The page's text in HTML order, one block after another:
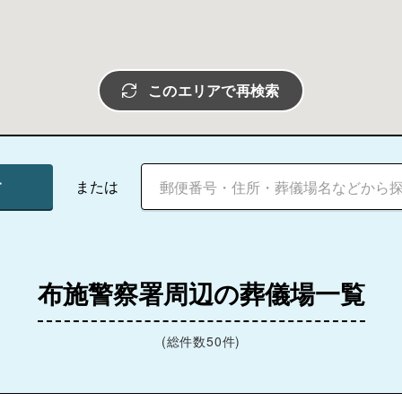
このエリアで再検索
または
布施警察署周辺の葬儀場一覧
(総件数50件)